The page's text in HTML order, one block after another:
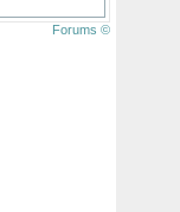
Forums ©